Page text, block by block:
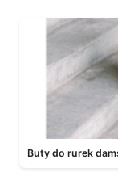
Buty do rurek